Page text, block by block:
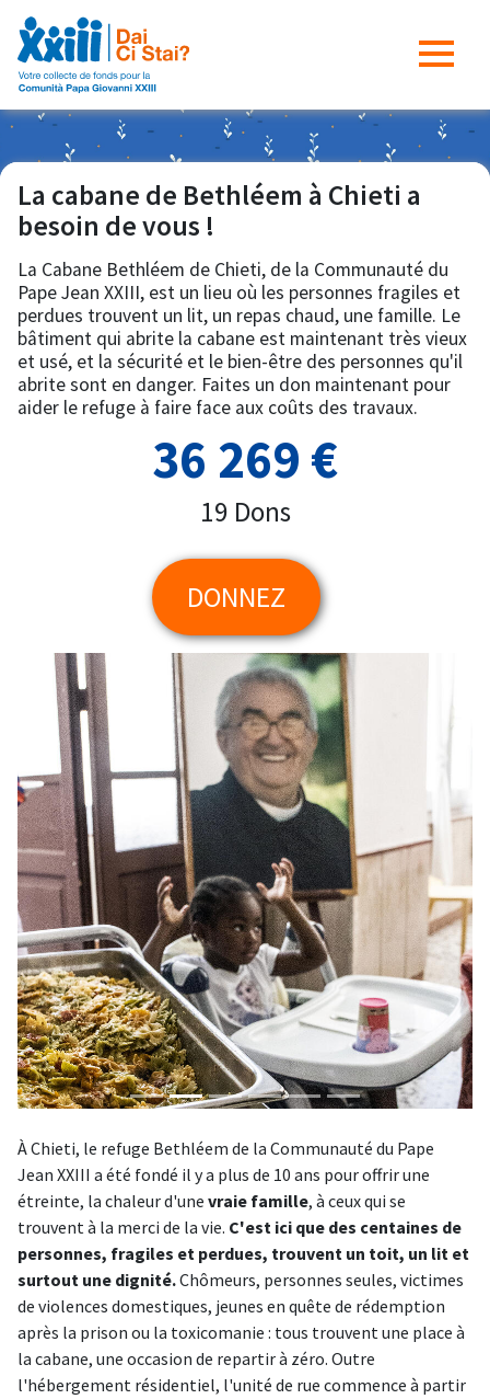
La cabane de Bethléem à Chieti a
besoin de vous !
La Cabane Bethléem de Chieti, de la Communauté du
Pape Jean XXIII, est un lieu où les personnes fragiles et
perdues trouvent un lit, un repas chaud, une famille. Le
bâtiment qui abrite la cabane est maintenant très vieux
et usé, et la sécurité et le bien-être des personnes qu'il
abrite sont en danger. Faites un don maintenant pour
aider le refuge à faire face aux coûts des travaux.
36 269 €
19 Dons
DONNEZ
À Chieti, le refuge Bethléem de la Communauté du Pape
Jean XXIII a été fondé il y a plus de 10 ans pour offrir une
étreinte, la chaleur d'une vraie famille, à ceux qui se
trouvent à la merci de la vie. C'est ici que des centaines de
personnes, fragiles et perdues, trouvent un toit, un lit et
surtout une dignité.Chômeurs, personnes seules, victimes
de violences domestiques, jeunes en quête de rédemption
après la prison ou la toxicomanie : tous trouvent une place à
la cabane, une occasion de repartir à zéro. Outre
l'hébergement résidentiel, l'unité de rue commence à partir